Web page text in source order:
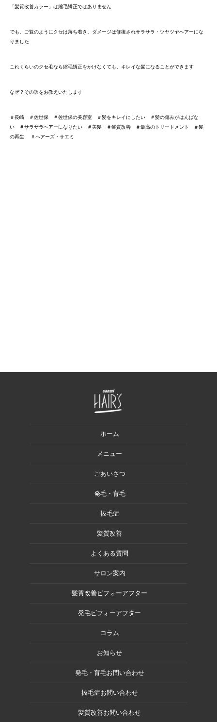
「髪質改善カラー」は縮毛矯正ではありません
でも、ご覧のようにクセは落ち着き、ダメージは修復されサラサラ・ツヤツヤヘアーにな
りました
これくらいのクセ毛なら縮毛矯正をかけなくても、キレイな髪になることができます
なぜ？その訳をお教えいたします
＃長崎 ＃佐世保 ＃佐世保の美容室 ＃髪をキレイにしたい ＃髪の傷みがはんぱな
い ＃サラサラヘアーになりたい ＃美髪 ＃髪質改善 ＃最高のトリートメント ＃髪
の再生 ＃ヘアーズ・サエミ
ホーム
メニュー
ごあいさつ
発毛・育毛
抜毛症
髪質改善
よくある質問
サロン案内
髪質改善ビフォーアフター
発毛ビフォーアフター
コラム
お知らせ
発毛・育毛お問い合わせ
抜毛症お問い合わせ
髪質改善お問い合わせ